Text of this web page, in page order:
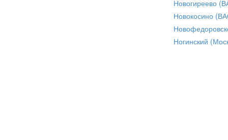
Новогиреево
Новокосино
Ногинский